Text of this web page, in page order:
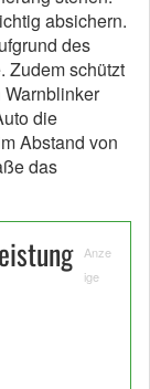
absichern.
des
Zudem schützt
die
Abstand von
das
Anze
ige